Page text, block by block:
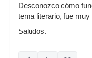
Desconozco cómo
tema literario, fue muy
Saludos.